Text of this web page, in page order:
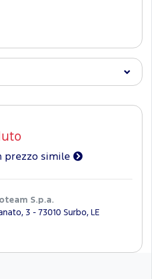
prezzo simile
S.p.a.
3 - 73010 Surbo, LE